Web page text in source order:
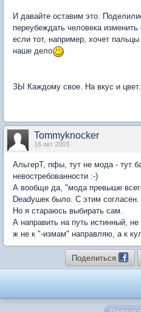
И давайте оставим это.
переубеждать человека
если тот, например, хочет
наше дело
ЗЫ Каждому свое. На вкус и
Tommyknocker
16 окт 2003
АльгерТ, пфы, тут не мода - тут
невостребованности :-)
А вообще да, "мода превыше
Deadушек было. С этим согласен.
Но я стараюсь выбирать сам.
А направить на путь истинный,
ж не к "-измам" направляю, а к
Поделиться